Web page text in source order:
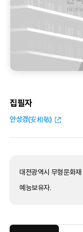
집필자
안상경(安相敬)
대전광역시 무형문화
예능보유자.